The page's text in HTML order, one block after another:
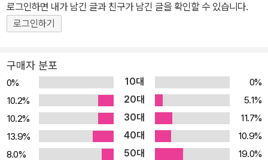
로그인하면 내가 남긴 글과 친구가 남긴 글을 확인할 수 있습니다.
로그인하기
구매자 분포
0% 10대
0%
10.2%
20대
5.1%
10.2%
30대
11.7%
13.9%
40대
10.9%
8.0%
50대 19.0%